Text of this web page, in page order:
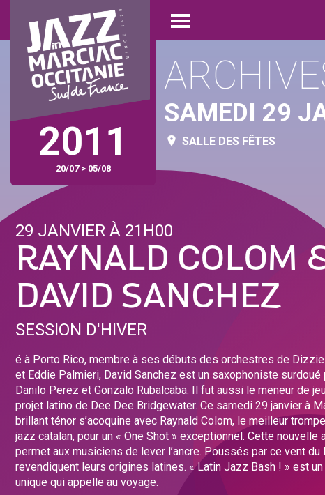
contenu
principal
Open
menu
2011
20/07 > 05/08
SAMEDI 29
SALLE DES FÊTES
29 JANVIER À 21H00
RAYNALD COLOM
DAVID SANCHEZ
SESSION D'HIVER
é à Porto Rico, membre à ses débuts des orchestres de
et Eddie Palmieri, David Sanchez est un saxophoniste surdoué
Danilo Perez et Gonzalo Rubalcaba. Il fut aussi le meneur de
projet latino de Dee Dee Bridgewater. Ce samedi 29 janvier à
brillant ténor s’acoquine avec Raynald Colom, le meilleur
jazz catalan, pour un « One Shot » exceptionnel. Cette nouvelle
permet aux musiciens de lever l’ancre. Poussés par ce vent du
revendiquent leurs origines latines. « Latin Jazz Bash ! » est
unique qui appelle au voyage.
Panneau de gestion des cookies